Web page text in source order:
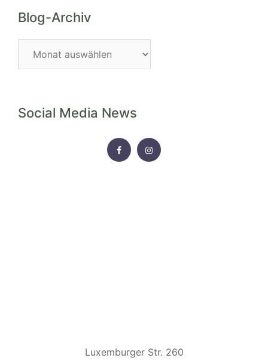
Blog-Archiv
Social Media News
FACEBOOKINSTAGRAM
Luxemburger Str. 260